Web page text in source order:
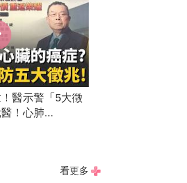
醫示警「5大徵
！心肺...
看更多